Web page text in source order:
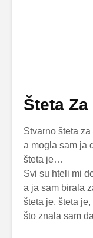
Šteta Za
Stvarno šteta za
a mogla sam ja
šteta je…
Svi su hteli mi
a ja sam birala
šteta je, šteta
što znala sam